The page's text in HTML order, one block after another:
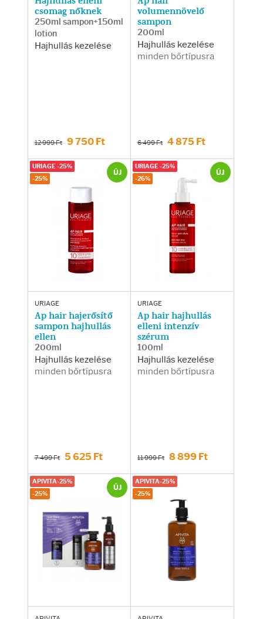
csomag nőknek
250ml sampon+150ml
lotion
Hajhullás kezelése
12 999 Ft 9 750 Ft
volumennövelő
sampon
200ml
Hajhullás kezelése
minden bőrtípusra
6 499 Ft 4 875 Ft
URIAGE
Ap hair hajerősítő
sampon hajhullás
ellen
200ml
Hajhullás kezelése
minden bőrtípusra
7 499 Ft 5 625 Ft
URIAGE -25%
-25%
ÚJ
URIAGE
Ap hair hajhullás
elleni intenzív
szérum
100ml
Hajhullás kezelése
minden bőrtípusra
11 999 Ft 8 899 Ft
URIAGE -25%
-26%
ÚJ
APIVITA-25%
-25%
ÚJ
APIVITA-25%
-25%